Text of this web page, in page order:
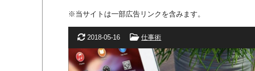
※当サイトは一部広告リンクを含みます。
更新日
2018-05-16 カテゴリー
仕事術